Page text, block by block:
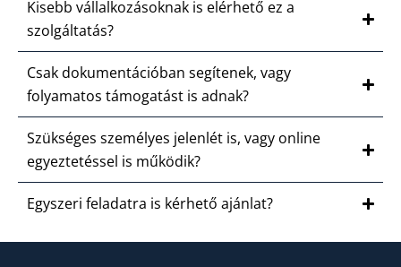
Kisebb vállalkozásoknak is elérhető ez a
szolgáltatás?
Csak dokumentációban segítenek, vagy
folyamatos támogatást is adnak?
Szükséges személyes jelenlét is, vagy online
egyeztetéssel is működik?
Egyszeri feladatra is kérhető ajánlat?